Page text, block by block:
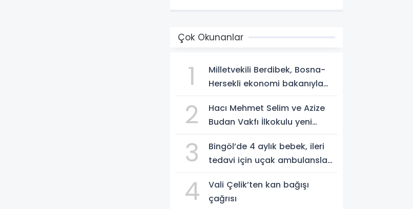
Çok Okunanlar
1
Milletvekili Berdibek, Bosna-
Hersekli ekonomi bakanıyla
2
Hacı Mehmet Selim ve Azize
Budan Vakfı İlkokulu yeni
3
Bingöl’de 4 aylık bebek, ileri
tedavi için uçak ambulansla
4
Vali Çelik’ten kan bağışı
çağrısı